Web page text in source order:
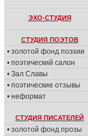
ЭХО-СТУДИЯ
СТУДИЯ ПОЭТОВ
• золотой фонд поэзии
• поэтический салон
• Зал Славы
• поэтические отзывы
• неформат
СТУДИЯ ПИСАТЕЛЕЙ
• золотой фонд прозы